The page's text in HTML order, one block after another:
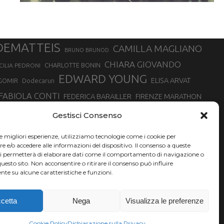
Gestisci Consenso
migliori esperienze, utilizziamo tecnologie come i cookie per
e/o accedere alle informazioni del dispositivo. Il consenso a queste
permetterà di elaborare dati come il comportamento di navigazione o
sito. Non acconsentire o ritirare il consenso può influire
su alcune caratteristiche e funzioni.
Nega Visualizza le preferenze
BRUNO BRUNOD CAMILLA MAGLIANO
PEDRONI CHARLOTTE BONIN CHIARA GIOVANDO
Dodecarun EDWARD YOUNG ELISA ARVAT
FABIOLA CONTI FEDERICA BARAILLER FIRENZE MARATHON
GIOVANNA EPIS GIULIANO CAVALLO
DI TORINO MARATONINA MARCELLA BELLETTI
MARCO OLMO
MONVISO VERTICAL RACE NADIA BATTOCLETTI
BONALDI SILVIA RAMPAZZO
CHEVRIER YEMAN CRIPPA